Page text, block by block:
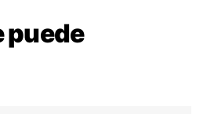
puede